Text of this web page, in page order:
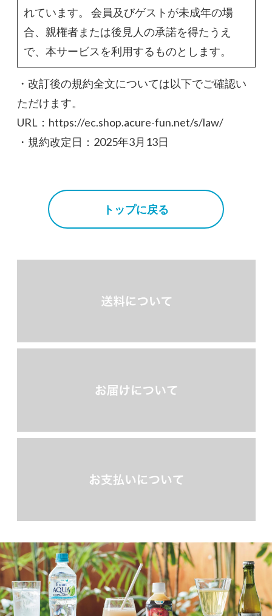
れています。 会員及びゲストが未成年の場
合、親権者または後見人の承諾を得たうえ
で、本サービスを利用するものとします。
・改訂後の規約全文については以下でご確認い
ただけます。
URL： https://ec.shop.acure-fun.net/s/law/
・規約改定日：2025年3月13日
トップに戻る